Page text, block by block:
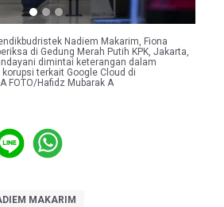
Nadiem Makarim, Fiona
di Gedung Merah Putih KPK, Jakarta,
dimintai keterangan dalam
terkait Google Cloud di
FOTO/Hafidz Mubarak A
MAKARIM